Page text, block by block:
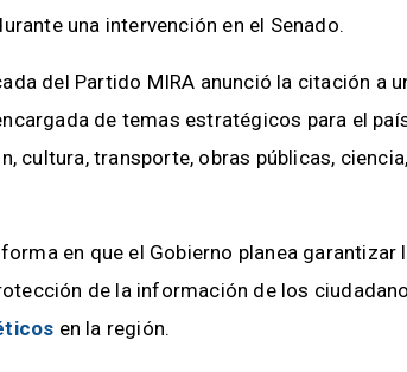
una intervención en el Senado.
del Partido MIRA anunció la citación a
de temas estratégicos para el
cultura, transporte, obras públicas,
en que el Gobierno planea
de la información de los
en la región.